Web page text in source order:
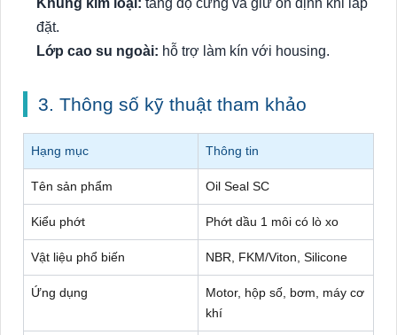
Khung kim loại: tăng độ cứng và giữ ổn định khi lắp
đặt.
Lớp cao su ngoài: hỗ trợ làm kín với housing.
3. Thông số kỹ thuật tham khảo
Hạng mục Thông tin
Tên sản phẩm Oil Seal SC
Kiểu phớt Phớt dầu 1 môi có lò xo
Vật liệu phổ biến NBR, FKM/Viton, Silicone
Ứng dụng
Motor, hộp số, bơm, máy cơ
khí